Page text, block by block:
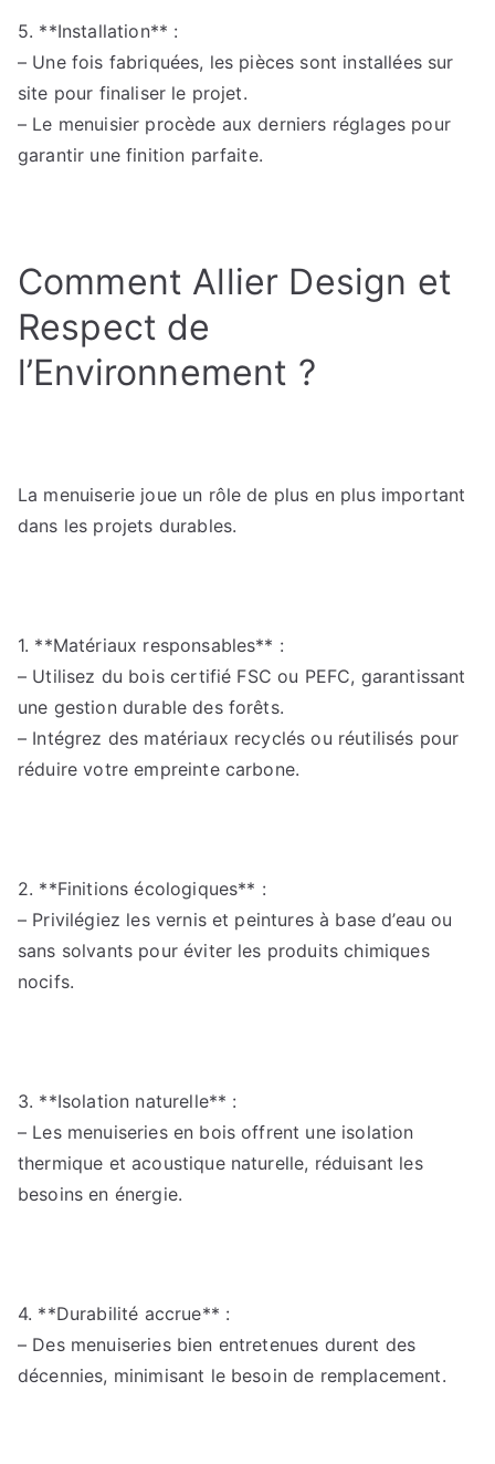
5. **Installation** :
– Une fois fabriquées, les pièces sont installées sur
site pour finaliser le projet.
– Le menuisier procède aux derniers réglages pour
garantir une finition parfaite.
Comment Allier Design et
Respect de
l’Environnement ?
La menuiserie joue un rôle de plus en plus important
dans les projets durables.
1. **Matériaux responsables** :
– Utilisez du bois certifié FSC ou PEFC, garantissant
une gestion durable des forêts.
– Intégrez des matériaux recyclés ou réutilisés pour
réduire votre empreinte carbone.
2. **Finitions écologiques** :
– Privilégiez les vernis et peintures à base d’eau ou
sans solvants pour éviter les produits chimiques
nocifs.
3. **Isolation naturelle** :
– Les menuiseries en bois offrent une isolation
thermique et acoustique naturelle, réduisant les
besoins en énergie.
4. **Durabilité accrue** :
– Des menuiseries bien entretenues durent des
décennies, minimisant le besoin de remplacement.